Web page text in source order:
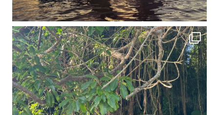
12月に入り、沖縄も流石に半袖では過ごせなくなってきました
ですが、日中はまだ20℃